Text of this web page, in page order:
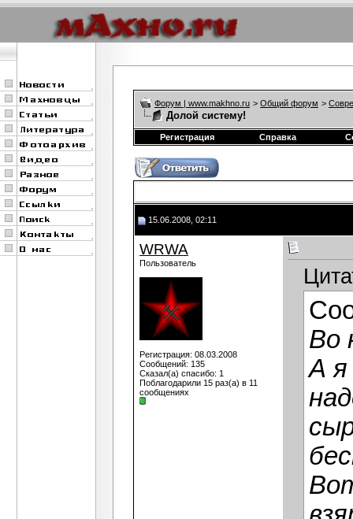
Форум | www.makhno.ru > Общий форум >
Долой систему!
Регистрация Справка
15.06.2008, 02:11
WRWA
Пользователь
Регистрация: 08.03.2008
Сообщений: 135
Сказал(а) спасибо: 1
Поблагодарили 15 раз(а) в 11
сообщениях
Во
А я